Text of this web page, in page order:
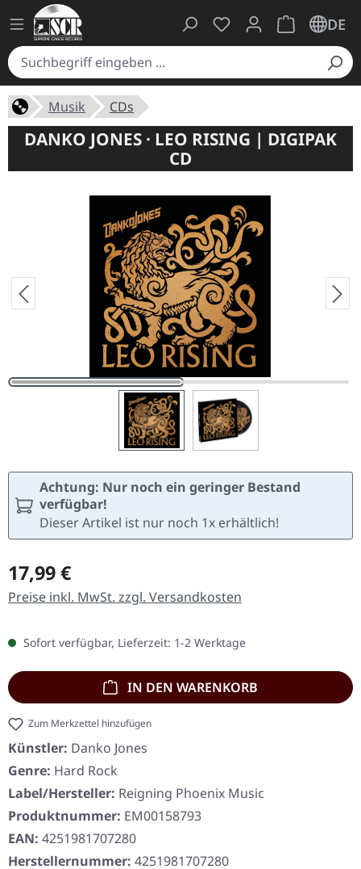
Du hast 0 Produkte
Warenkorb
DE
Musik CDs
DANKO JONES · LEO RISING | DIGIPAK
CD
Achtung: Nur noch ein geringer Bestand
verfügbar!
Dieser Artikel ist nur noch 1x erhältlich!
Regulärer Preis:
17,99 €
Preise inkl. MwSt. zzgl. Versandkosten
Sofort verfügbar, Lieferzeit: 1-2 Werktage
IN DEN WARENKORB
Zum Merkzettel hinzufügen
Künstler: Danko Jones
Genre: Hard Rock
Label/Hersteller: Reigning Phoenix Music
Produktnummer: EM00158793
EAN: 4251981707280
Herstellernummer: 4251981707280